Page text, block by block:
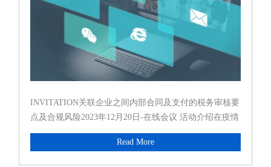
INVITATION关联企业之间内部合同及支付的税务审核要
点及合规风险2023年12月20日-在线会议 活动介绍在疫情
期间，全球范围内的商业活动受到了严重影响，尤其是
境内外关联企业之间的沟通和资金流动。尽管疫情对许
Read More